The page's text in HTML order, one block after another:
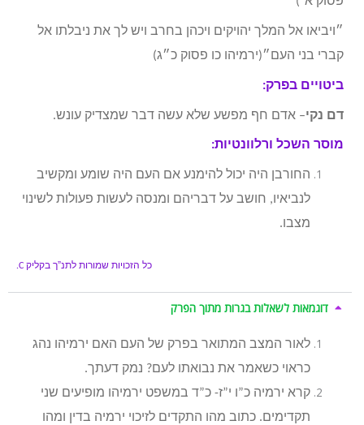
״ויביאו אל המלך יהויקים ויכהן בחרב ויש לך את ניבלתו אל
קברי בני העם״(ירמיהו כו פסוק כ״ג)
ביטויים בפרק:
דם נקי– אדם חף מפשע שלא עשה דבר שמצדיק עונש.
מוסר השכל ורלוונטיות:
החורבן היה יכול להימנע אם העם היה שומע ומקשיב
לנביאיו, חושב על דבריהם ומנסה לעשות פעולות לשינוי
מצבו.
כל הזכויות שמורות לתנ”ך בקליק C.
דוגמאות לשאלות בגרות מתוך הפרק
לאור המצב המתואר בפרק של העם האם ירמיהו נהג
כראוי כשאמר את נבואתו לעם? נמק דעתך.
קרא ירמיה כ”ו י”ז- כ”ד במשפט ירמיהו מופיעים שני
תקדימים. כתוב מהו התקדים לזיכוי ירמיה בדין ומהו